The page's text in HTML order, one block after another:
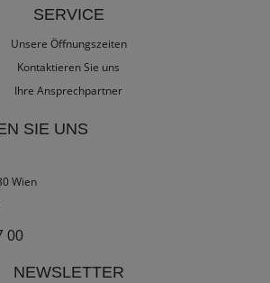
SERVICE
Unsere Öffnungszeiten
Kontaktieren Sie uns
Ihre Ansprechpartner
SIE UNS
Wien
00
NEWSLETTER